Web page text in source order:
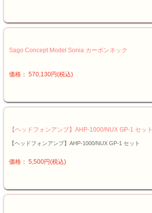
Sago Concept Model Sonia カーボンネック
価格： 570,130円(税込)
【ヘッドフォンアンプ】AHP-1000/NUX GP-1 セット
【ヘッドフォンアンプ】AHP-1000/NUX GP-1 セット
価格： 5,500円(税込)